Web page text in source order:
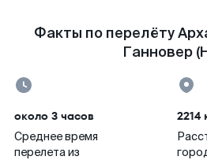
Факты по перелёту
Ганновер
около 3 часов
Среднее время
перелета из
2214